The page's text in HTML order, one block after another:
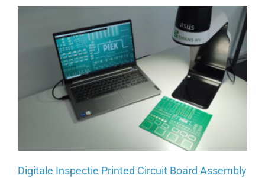
Digitale Inspectie Printed Circuit Board Assembly